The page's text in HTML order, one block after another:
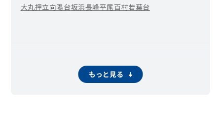
大丸押立向陽台坂浜長峰平尾百村若葉台
もっと見る